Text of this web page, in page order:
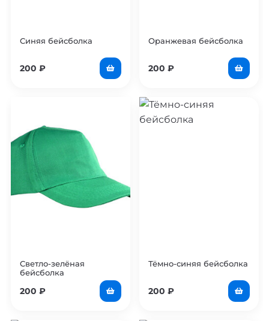
Синяя бейсболка
200 ₽
Оранжевая бейсболка
200 ₽
Светло-зелёная
бейсболка
200 ₽
Тёмно-синяя бейсболка
200 ₽